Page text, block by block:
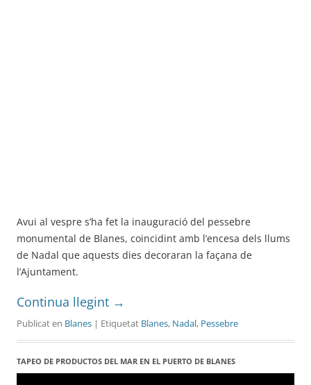
Avui al vespre s’ha fet la inauguració del pessebre
monumental de Blanes, coincidint amb l’encesa dels llums
de Nadal que aquests dies decoraran la façana de
l’Ajuntament.
Continua llegint →
Publicat en Blanes | Etiquetat Blanes, Nadal, Pessebre
TAPEO DE PRODUCTOS DEL MAR EN EL PUERTO DE BLANES
Reproductor